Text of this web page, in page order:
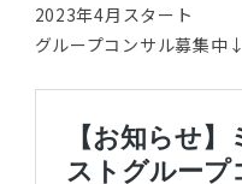
2023年4月スタート
グループコンサル募集中↓